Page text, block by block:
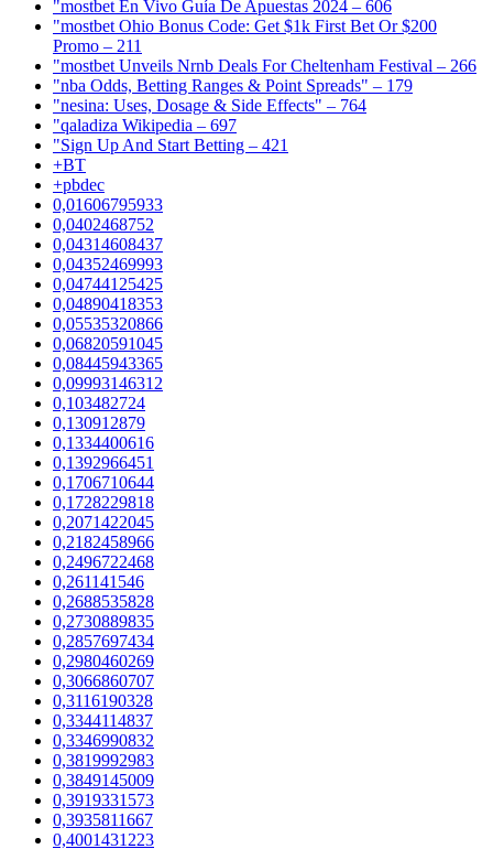
"mostbet En Vivo Guía De Apuestas 2024 – 606
"mostbet Ohio Bonus Code: Get $1k First Bet Or $200
Promo – 211
"mostbet Unveils Nrnb Deals For Cheltenham Festival – 266
"nba Odds, Betting Ranges & Point Spreads" – 179
"nesina: Uses, Dosage & Side Effects" – 764
"qaladiza Wikipedia – 697
"Sign Up And Start Betting – 421
+BT
+pbdec
0,01606795933
0,0402468752
0,04314608437
0,04352469993
0,04744125425
0,04890418353
0,05535320866
0,06820591045
0,08445943365
0,09993146312
0,103482724
0,130912879
0,1334400616
0,1392966451
0,1706710644
0,1728229818
0,2071422045
0,2182458966
0,2496722468
0,261141546
0,2688535828
0,2730889835
0,2857697434
0,2980460269
0,3066860707
0,3116190328
0,3344114837
0,3346990832
0,3819992983
0,3849145009
0,3919331573
0,3935811667
0,4001431223